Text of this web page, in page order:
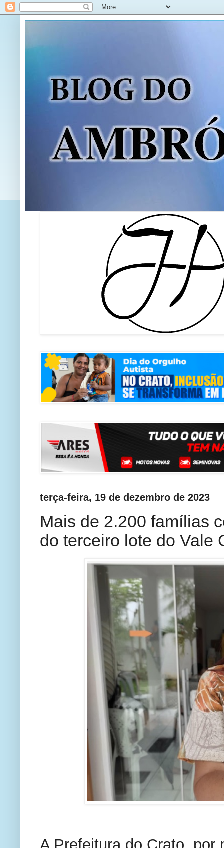
terça-feira, 19 de dezembro de 2023
Mais de 2.200 famílias
do terceiro lote do Vale